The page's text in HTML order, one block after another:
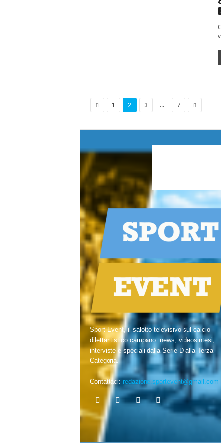
1 2 3 7
Sport Event, il salotto televisivo sul calcio
dilettantistico campano: news, videosintesi,
interviste e speciali dalla Serie D alla Terza
Categoria.
Contattaci: redazione.sportevent@gmail.com